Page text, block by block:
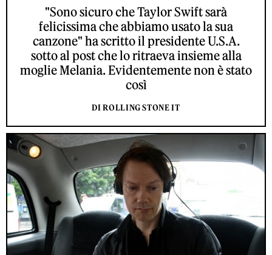
"Sono sicuro che Taylor Swift sarà
felicissima che abbiamo usato la sua
canzone" ha scritto il presidente U.S.A.
sotto al post che lo ritraeva insieme alla
moglie Melania. Evidentemente non è stato
così
DI ROLLING STONE IT